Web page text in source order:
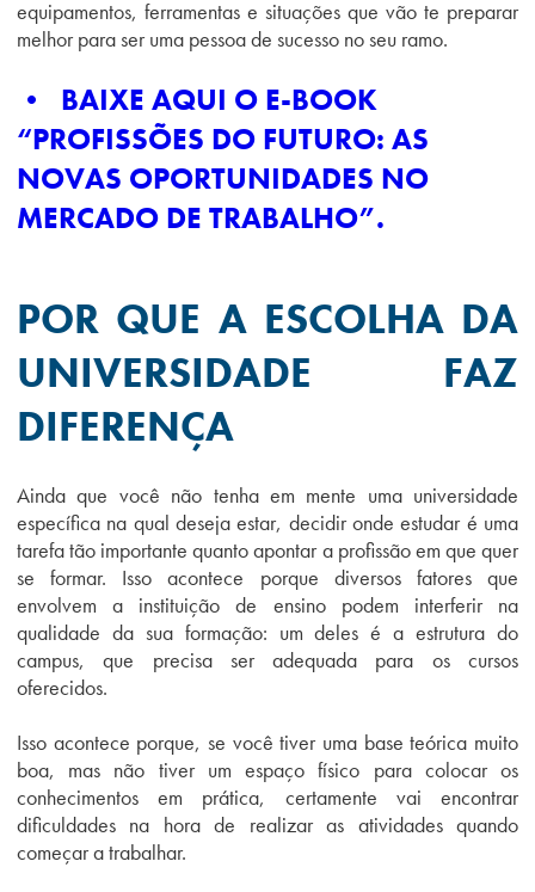
equipamentos, ferramentas e situações que vão te preparar
melhor para ser uma pessoa de sucesso no seu ramo.
• BAIXE AQUI O E-BOOK
“PROFISSÕES DO FUTURO: AS
NOVAS OPORTUNIDADES NO
MERCADO DE TRABALHO”.
POR QUE A ESCOLHA DA
UNIVERSIDADE FAZ
DIFERENÇA
Ainda que você não tenha em mente uma universidade
específica na qual deseja estar, decidir onde estudar é uma
tarefa tão importante quanto apontar a profissão em que quer
se formar. Isso acontece porque diversos fatores que
envolvem a instituição de ensino podem interferir na
qualidade da sua formação: um deles é a estrutura do
campus, que precisa ser adequada para os cursos
oferecidos.
Isso acontece porque, se você tiver uma base teórica muito
boa, mas não tiver um espaço físico para colocar os
conhecimentos em prática, certamente vai encontrar
dificuldades na hora de realizar as atividades quando
começar a trabalhar.